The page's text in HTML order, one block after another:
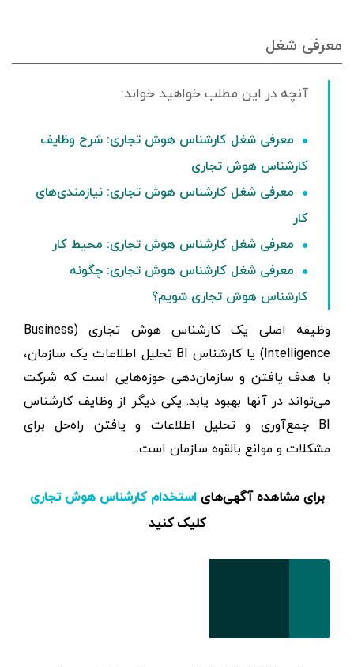
معرفی شغل
معرفی شغل کارشناس هوش تجاری: شرح وظایف
کارشناس هوش تجاری
معرفی شغل کارشناس هوش تجاری: نیازمندی‌های
کار
معرفی شغل کارشناس هوش تجاری: محیط کار
معرفی شغل کارشناس هوش تجاری: چگونه
کارشناس هوش تجاری شویم؟
وظیفه اصلی یک کارشناس هوش تجاری (Business
Intelligence) یا کارشناس BI تحلیل اطلاعات یک سازمان،
با هدف یافتن و سازمان‌دهی حوزه‌هایی است که شرکت
می‌تواند در آنها بهبود یابد. یکی دیگر از وظایف کارشناس
BI جمع‌آوری و تحلیل اطلاعات و یافتن راه‌حل برای
مشکلات و موانع بالقوه سازمان است.
برای مشاهده آگهی‌هایاستخدام کارشناس هوش تجاری
کلیک کنید